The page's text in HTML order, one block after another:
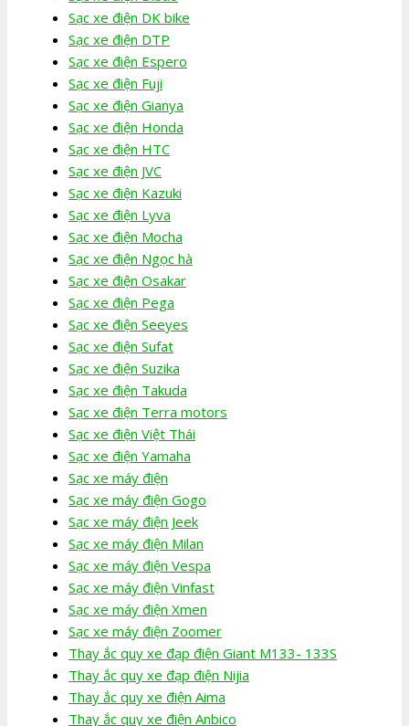
Sạc xe điện DK bike
Sạc xe điện DTP
Sạc xe điện Espero
Sạc xe điện Fuji
Sạc xe điện Gianya
Sạc xe điện Honda
Sạc xe điện HTC
Sạc xe điện JVC
Sạc xe điện Kazuki
Sạc xe điện Lyva
Sạc xe điện Mocha
Sạc xe điện Ngọc hà
Sạc xe điện Osakar
Sạc xe điện Pega
Sạc xe điện Seeyes
Sạc xe điện Sufat
Sạc xe điện Suzika
Sạc xe điện Takuda
Sạc xe điện Terra motors
Sạc xe điện Việt Thái
Sạc xe điện Yamaha
Sạc xe máy điện
Sạc xe máy điện Gogo
Sạc xe máy điện Jeek
Sạc xe máy điện Milan
Sạc xe máy điện Vespa
Sạc xe máy điện Vinfast
Sạc xe máy điện Xmen
Sạc xe máy điện Zoomer
Thay ắc quy xe đạp điện Giant M133- 133S
Thay ắc quy xe đạp điện Nijia
Thay ắc quy xe điện Aima
Thay ắc quy xe điện Anbico